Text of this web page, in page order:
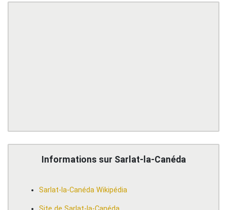
Informations sur Sarlat-la-Canéda
Sarlat-la-Canéda Wikipédia